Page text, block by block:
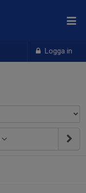
Logga in